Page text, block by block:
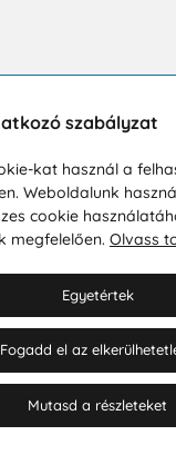
személyes adatok
védelmére vonatkozó
Cookie-
szabályzat
kat használ a
Weboldalunk
cookie
megfelelően. Olvass
Egyetértek
Fogadd el az
Mutasd a részleteket